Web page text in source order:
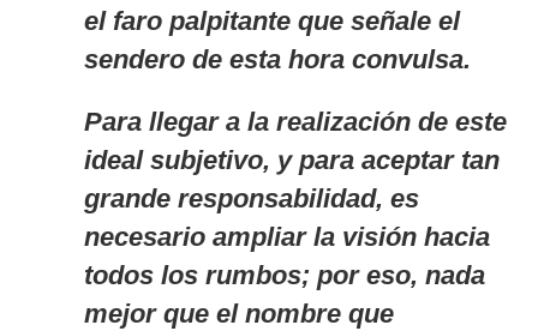
el faro palpitante que señale el
sendero de esta hora convulsa.
Para llegar a la realización de este
ideal subjetivo, y para aceptar tan
grande responsabilidad, es
necesario ampliar la visión hacia
todos los rumbos; por eso, nada
mejor que el nombre que